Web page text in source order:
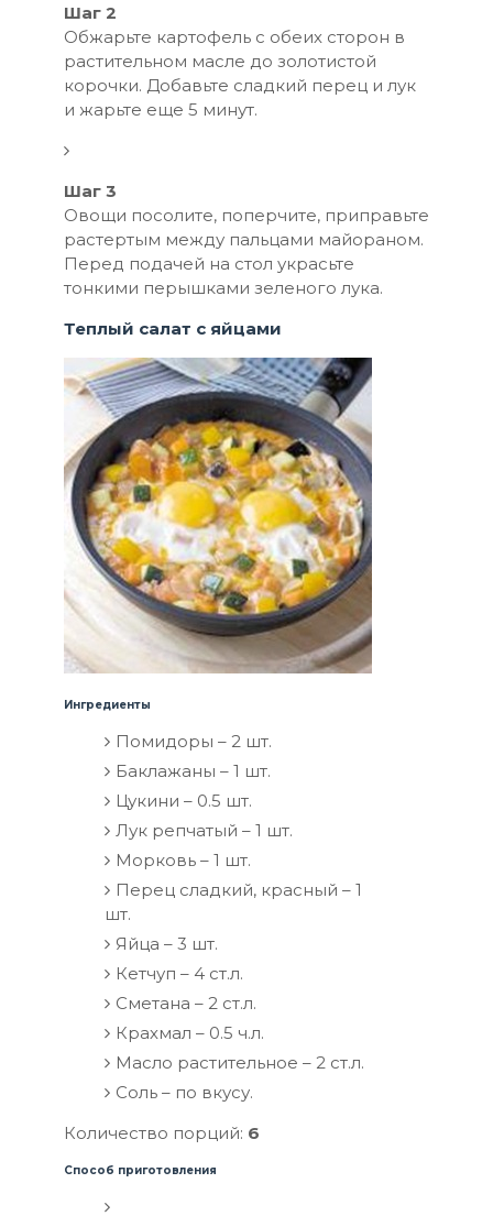
Шаг 2
Обжарьте картофель с обеих сторон в
растительном масле до золотистой
корочки. Добавьте сладкий перец и лук
и жарьте еще 5 минут.
Шаг 3
Овощи посолите, поперчите, приправьте
растертым между пальцами майораном.
Перед подачей на стол украсьте
тонкими перышками зеленого лука.
Теплый салат с яйцами
Ингредиенты
Помидоры – 2 шт.
Баклажаны – 1 шт.
Цукини – 0.5 шт.
Лук репчатый – 1 шт.
Морковь – 1 шт.
Перец сладкий, красный – 1
шт.
Яйца – 3 шт.
Кетчуп – 4 ст.л.
Сметана – 2 ст.л.
Крахмал – 0.5 ч.л.
Масло растительное – 2 ст.л.
Соль – по вкусу.
Количество порций: 6
Способ приготовления